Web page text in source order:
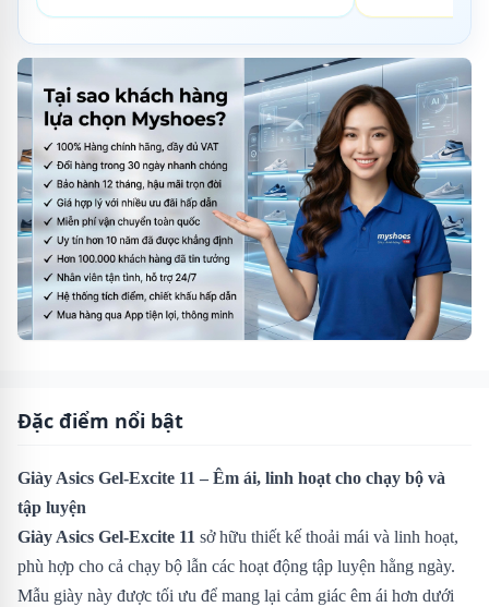
Đặc điểm nổi bật
Giày Asics Gel-Excite 11 – Êm ái, linh hoạt cho chạy bộ và
tập luyện
Giày Asics Gel-Excite 11 sở hữu thiết kế thoải mái và linh hoạt,
phù hợp cho cả chạy bộ lẫn các hoạt động tập luyện hằng ngày.
Mẫu giày này được tối ưu để mang lại cảm giác êm ái hơn dưới